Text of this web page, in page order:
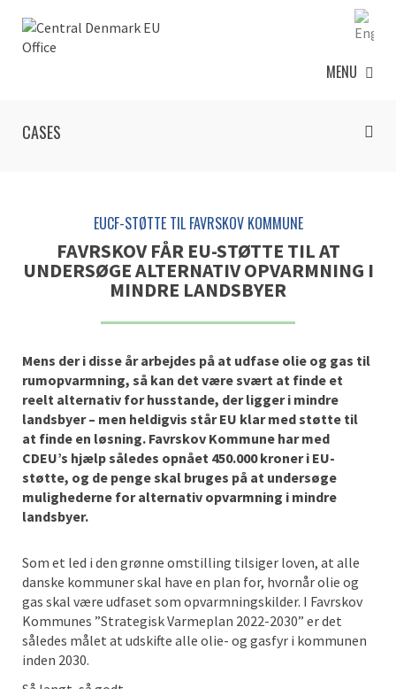
MENU
CASES
EUCF-STØTTE TIL FAVRSKOV KOMMUNE
FAVRSKOV FÅR EU-STØTTE TIL AT
UNDERSØGE ALTERNATIV OPVARMNING I
MINDRE LANDSBYER
Mens der i disse år arbejdes på at udfase olie og gas til
rumopvarmning, så kan det være svært at finde et
reelt alternativ for husstande, der ligger i mindre
landsbyer – men heldigvis står EU klar med støtte til
at finde en løsning. Favrskov Kommune har med
CDEU’s hjælp således opnået 450.000 kroner i EU-
støtte, og de penge skal bruges på at undersøge
mulighederne for alternativ opvarmning i mindre
landsbyer.
Som et led i den grønne omstilling tilsiger loven, at alle
danske kommuner skal have en plan for, hvornår olie og
gas skal være udfaset som opvarmningskilder. I Favrskov
Kommunes ”Strategisk Varmeplan 2022-2030” er det
således målet at udskifte alle olie- og gasfyr i kommunen
inden 2030.